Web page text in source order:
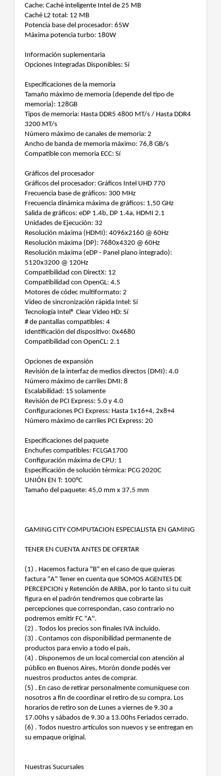
Cache: Caché inteligente Intel de 25 MB
Caché L2 total: 12 MB
Potencia base del procesador: 65W
Máxima potencia turbo: 180W
Información suplementaria
Opciones Integradas Disponibles: Sí
Especificaciones de la memoria
Tamaño máximo de memoria (depende del tipo de
memoria): 128GB
Tipos de memoria: Hasta DDR5 4800 MT/s / Hasta DDR4
3200 MT/s
Número máximo de canales de memoria: 2
Ancho de banda de memoria máximo: 76,8 GB/s
Compatible con memoria ECC: Sí
Gráficos del procesador
Gráficos del procesador: Gráficos Intel UHD 770
Frecuencia base de gráficos: 300 MHz
Frecuencia dinámica máxima de gráficos: 1,50 GHz
Salida de gráficos: eDP 1.4b, DP 1.4a, HDMI 2.1
Unidades de Ejecución: 32
Resolución máxima (HDMI): 4096x2160 @ 60Hz
Resolución máxima (DP): 7680x4320 @ 60Hz
Resolución máxima (eDP - Panel plano integrado):
5120x3200 @ 120Hz
Compatibilidad con DirectX: 12
Compatibilidad con OpenGL: 4.5
Motores de códec multiformato: 2
Video de sincronización rápida Intel: Sí
Tecnología Intel® Clear Video HD: Sí
# de pantallas compatibles: 4
Identificación del dispositivo: 0x4680
Compatibilidad con OpenCL: 2.1
Opciones de expansión
Revisión de la interfaz de medios directos (DMI): 4.0
Número máximo de carriles DMI: 8
Escalabilidad: 1S solamente
Revisión de PCI Express: 5.0 y 4.0
Configuraciones PCI Express: Hasta 1x16+4, 2x8+4
Número máximo de carriles PCI Express: 20
Especificaciones del paquete
Enchufes compatibles: FCLGA1700
Configuración máxima de CPU: 1
Especificación de solución térmica: PCG 2020C
UNIÓN EN T: 100°C
Tamaño del paquete: 45,0 mm x 37,5 mm
GAMING CITY COMPUTACION ESPECIALISTA EN GAMING
TENER EN CUENTA ANTES DE OFERTAR
(1) . Hacemos factura "B" en el caso de que quieras
factura "A" Tener en cuenta que SOMOS AGENTES DE
PERCEPCION y Retención de ARBA, por lo tanto si tu cuit
figura en el padrón tendremos que cobrarte las
percepciones que correspondan, caso contrario no
podremos emitir FC "A".
(2) . Todos los precios son finales IVA incluido.
(3) . Contamos con disponibilidad permanente de
productos para envio a todo el país,
(4) . Disponemos de un local comercial con atención al
público en Buenos Aires, Morón donde podés ver
nuestros productos antes de comprar.
(5) . En caso de retirar personalmente comuníquese con
nosotros a fin de coordinar el retiro de su compra. Los
horarios de retiro son de Lunes a viernes de 9.30 a
17.00hs y sábados de 9.30 a 13.00hs Feriados cerrado.
(6) . Todos nuestro artículos son nuevos y se entregan en
su empaque original.
Nuestras Sucursales